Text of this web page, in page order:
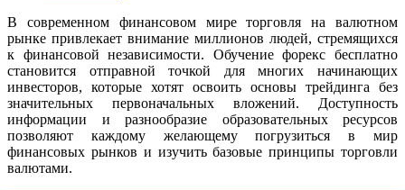
В современном финансовом мире торговля на валютном
рынке привлекает внимание миллионов людей, стремящихся
к финансовой независимости. Обучение форекс бесплатно
становится отправной точкой для многих начинающих
инвесторов, которые хотят освоить основы трейдинга без
значительных первоначальных вложений. Доступность
информации и разнообразие образовательных ресурсов
позволяют каждому желающему погрузиться в мир
финансовых рынков и изучить базовые принципы торговли
валютами.